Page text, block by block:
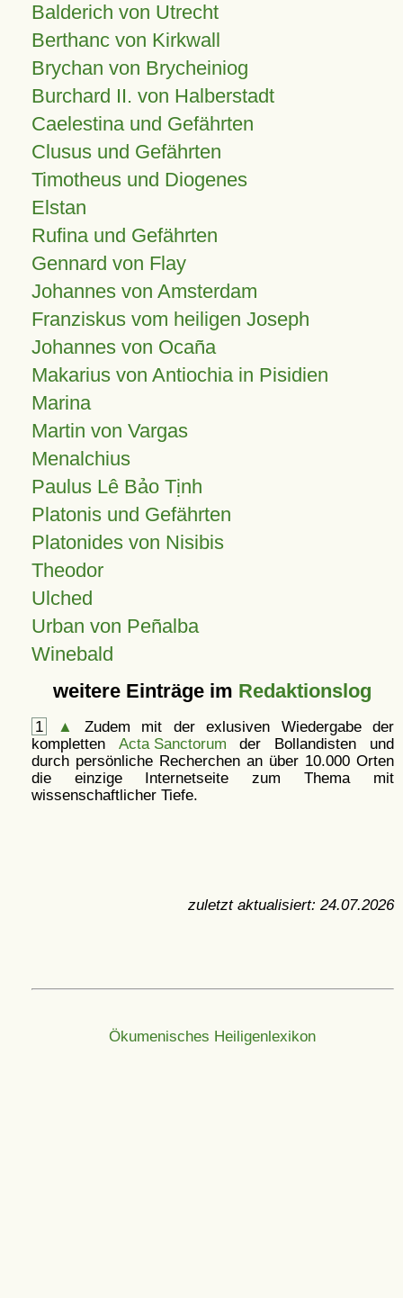
Balderich von Utrecht
Berthanc von Kirkwall
Brychan von Brycheiniog
Burchard II. von Halberstadt
Caelestina und Gefährten
Clusus und Gefährten
Timotheus und Diogenes
Elstan
Rufina und Gefährten
Gennard von Flay
Johannes von Amsterdam
Franziskus vom heiligen Joseph
Johannes von Ocaña
Makarius von Antiochia in Pisidien
Marina
Martin von Vargas
Menalchius
Paulus Lê Bảo Tịnh
Platonis und Gefährten
Platonides von Nisibis
Theodor
Ulched
Urban von Peñalba
Winebald
weitere Einträge im Redaktionslog
1 ▲
Zudem mit der exlusiven Wiedergabe der
kompletten Acta Sanctorum der Bollandisten und
durch persönliche Recherchen an über 10.000 Orten
die einzige Internetseite zum Thema mit
wissenschaftlicher Tiefe.
zuletzt aktualisiert: 24.07.2026
Ökumenisches Heiligenlexikon